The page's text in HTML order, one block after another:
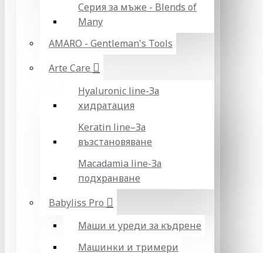
Серия за мъже - Blends of
Many
AMARO - Gentleman's Tools
Arte Care
Hyaluronic line-За
хидратация
Keratin line–За
възстановяване
Macadamia line-За
подхранване
Babyliss Pro
Маши и уреди за къдрене
Машинки и тримери